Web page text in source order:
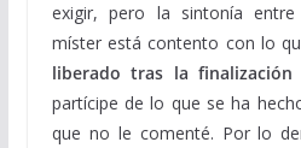
exigir, pero la sintonía
míster está contento con lo
liberado tras la finalización
partícipe de lo que se ha
que no le comenté. Por lo